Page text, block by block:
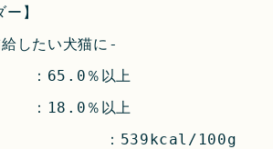
】
したい犬猫に-
・粗タンパク質	：65.0％以上
・粗脂肪		：18.0％以上
・カロリー		：539kcal/100g